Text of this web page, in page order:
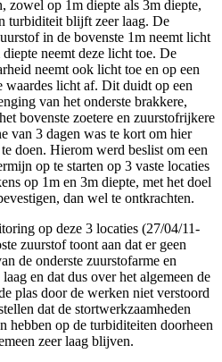
zowel op 1m diepte als 3m diepte,
turbiditeit blijft zeer laag. De
in de bovenste 1m neemt licht
neemt deze licht toe. De
neemt ook licht toe en op een
waardes licht af. Dit duidt op een
van het onderste brakkere,
bovenste zoetere en zuurstofrijkere
van 3 dagen was te kort om hier
doen. Hierom werd beslist om een
op te starten op 3 vaste locaties
op 1m en 3m diepte, met het doel
dan wel te ontkrachten.
op deze 3 locaties (27/04/11-
zuurstof toont aan dat er geen
de onderste zuurstofarme en
en dat dus over het algemeen de
plas door de werken niet verstoord
dat de stortwerkzaamheden
hebben op de turbiditeiten doorheen
zeer laag blijven.